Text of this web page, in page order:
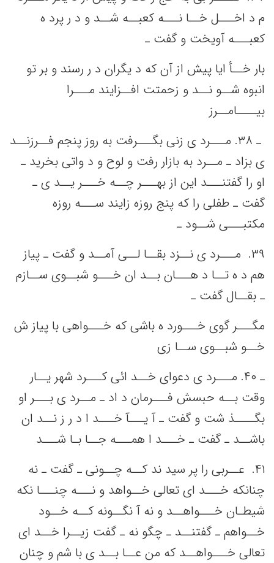
م د اخـــل‌ خــا نـــه‌ کعبــه‌ شــد و د ر پرد ه
کعبـــه‌ آویخت‌ و گفت‌ ـ
بار خــأ ایا پیش‌ از آن که‌ د یگران د ر رسند و بر تو
انبوه شــو نــد و زحمتت‌ افــزایند مـــرا
بیــــامــرز
ـ ٣٨. ‌مـــرد ی زنی‌ بگـــرفت‌ به‌ روز پنجم‌ فــرزنــد
ی بزاد ـ مــرد به‌ بازار رفت‌ و لوح و د واتی‌ بخرید ـ
او را گفتنـــد این‌ از بهـــر چــه‌ خـــر یــد ی ـ
گفت‌ ـ طفلی‌ را که‌ پنج‌ روزه زایند ســـه‌ روزه
مکتبـــی‌ شــود ـ
٣٩. ‌ مـــرد ی نــزد بقــا لــی‌ آمــد و گفت‌ ـ پیاز
هم‌ د ه تــا د هـــان بــد ان خـــو شبــوی ســازم
ـ بقــال گفت‌ ـ
مگـــر گوی خـــورد ه باشی‌ که‌ خـــواهی‌ با پیاز ش
خــو شبــوی ســا زی
ـ ۴٠. مـــرد ی دعوای خــد ائی‌ کـــرد شهر یــار
وقت‌ بــه‌ حبسش‌ فـــرمان د اد ـ مــرد ی بـــر او
بگــــذ شت‌ و گفت‌ ـ آ یـــآ خـــد ا د ر ز نــد ان
باشــد ـ گفت‌ ـ خـــد ا همـــه‌ جــا بـا شـــد
۴١. ‌ عــربی‌ را پر سید ند کــه‌ چــونی‌ ـ گفت‌ ـ نه‌
چنانکه‌ خـــد ای تعالی‌ خــواهد و نـــه‌ چنـــا نکه‌
شیطـان خـــواهــد و نه‌ آ نگــونه‌ کــه‌ خــود
خــواهم‌ ـ گفتنــد ـ چگو نه‌ ـ گفت‌ زیــرا خــد ای
تعالی‌ خـــواهــد که‌ من‌ عــا بــد ی با شم‌ و چنان